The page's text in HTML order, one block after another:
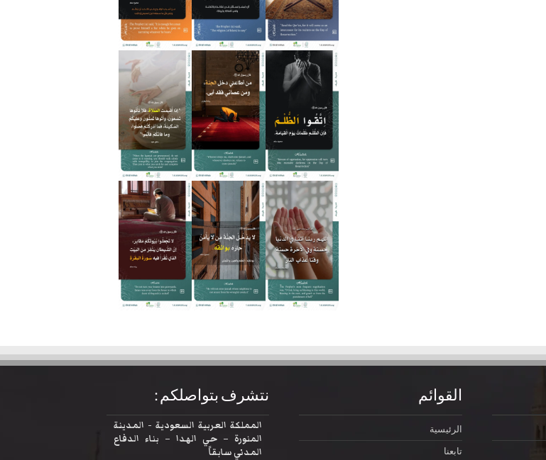
القوائم
الرئيسية
تابعنا
نتشرف بتواصلكم :
المملكة العربية السعودية - المدينة
المنورة – حي الهدا – بناء الدفاع
المدني سابقاً